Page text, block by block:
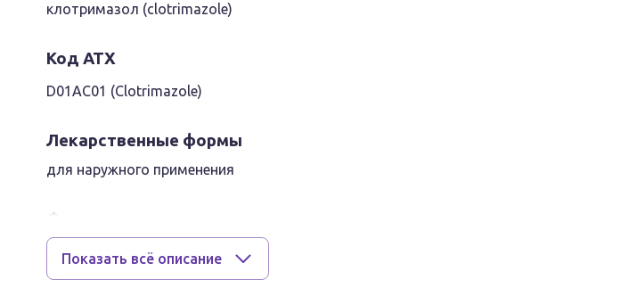
клотримазол (clotrimazole)
Код АТХ
D01AC01 (Clotrimazole)
Лекарственные формы
для наружного применения
Фармако-терапевтическая группа
Противогрибковое средство
Показать всё описание